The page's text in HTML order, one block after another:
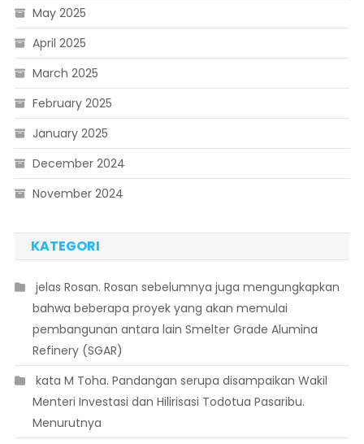
May 2025
April 2025
March 2025
February 2025
January 2025
December 2024
November 2024
KATEGORI
 jelas Rosan. Rosan sebelumnya juga mengungkapkan
bahwa beberapa proyek yang akan memulai
pembangunan antara lain Smelter Grade Alumina
Refinery (SGAR)
 kata M Toha. Pandangan serupa disampaikan Wakil
Menteri Investasi dan Hilirisasi Todotua Pasaribu.
Menurutnya